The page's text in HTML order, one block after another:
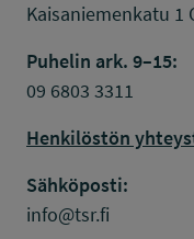
Kaisaniemenkatu 1
Puhelin ark. 9–15:
09 6803 3311
Henkilöstön
Sähköposti:
info@tsr.fi